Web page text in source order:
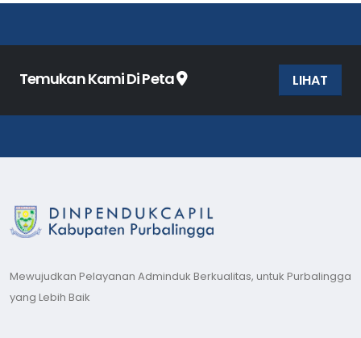
Temukan Kami Di Peta LIHAT
Mewujudkan Pelayanan Adminduk Berkualitas, untuk Purbalingga
yang Lebih Baik